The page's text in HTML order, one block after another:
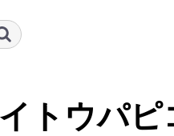
トウパピ